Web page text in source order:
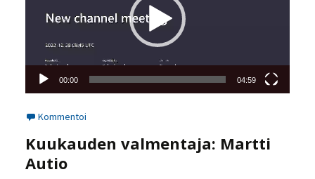
00:00 04:59
Kommentoi
Kuukauden valmentaja: Martti
Autio